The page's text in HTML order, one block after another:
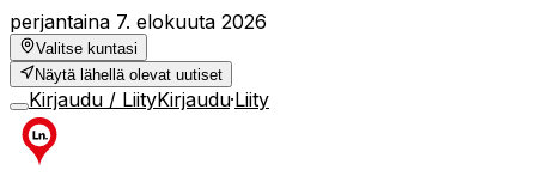
perjantaina 7. elokuuta 2026
Valitse kuntasi
Näytä lähellä olevat uutiset
Kirjaudu / LiityKirjaudu·Liity